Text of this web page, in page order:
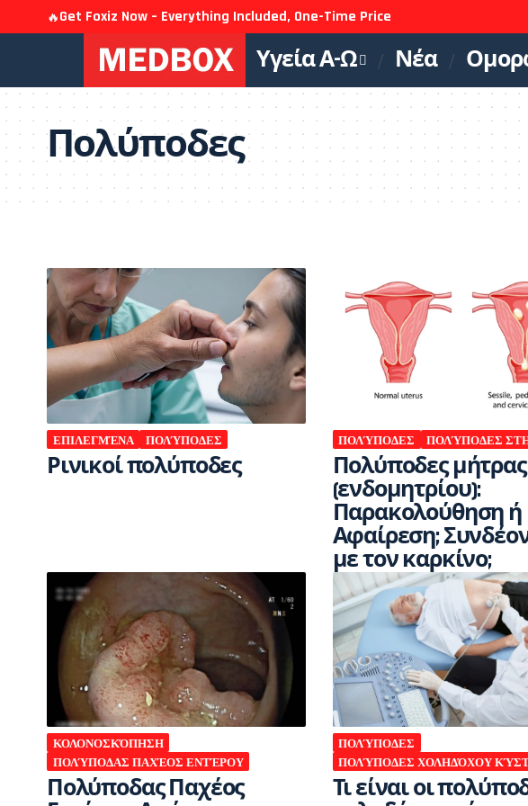
🔥Get Foxiz Now – Everything Included, One-Time Price
Υγεία Α-Ω Νέα
Πολύποδες
ΕΠΙΛΕΓΜΈΝΑ ΠΟΛΎΠΟΔΕΣ
Ρινικοί πολύποδες
ΠΟΛΎΠΟΔΕΣ ΠΟΛΎΠΟΔΕΣ
Πολύποδες μήτρας
(ενδομητρίου):
Παρακολούθηση ή
Αφαίρεση;
με τον καρκίνο;
ΚΟΛΟΝΟΣΚΌΠΗΣΗ
ΠΟΛΎΠΟΔΑΣ ΠΑΧΈΟΣ ΕΝΤΈΡΟΥ
Πολύποδας Παχέος
ΠΟΛΎΠΟΔΕΣ
ΠΟΛΎΠΟΔΕΣ ΧΟΛΗΔΌΧΟΥ
Τι είναι οι